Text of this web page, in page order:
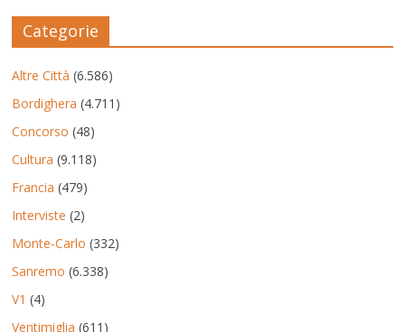
Categorie
Altre Città (6.586)
Bordighera (4.711)
Concorso (48)
Cultura (9.118)
Francia (479)
Interviste (2)
Monte-Carlo (332)
Sanremo (6.338)
V1 (4)
Ventimiglia (611)